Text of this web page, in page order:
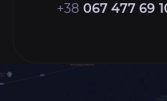
+38 067 477 69